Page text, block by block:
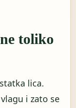
toliko
lica.
i zato se